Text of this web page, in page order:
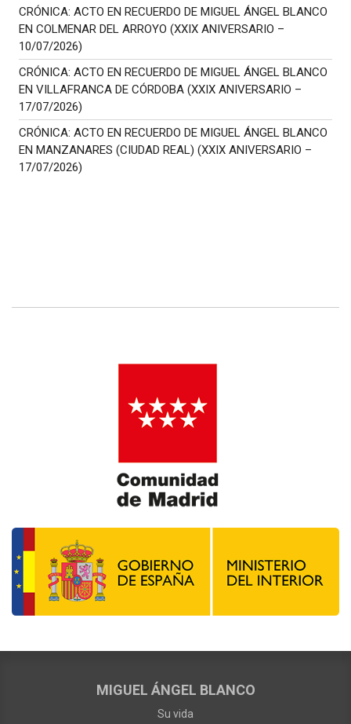
CRÓNICA: ACTO EN RECUERDO DE MIGUEL ÁNGEL BLANCO
EN COLMENAR DEL ARROYO (XXIX ANIVERSARIO –
10/07/2026)
CRÓNICA: ACTO EN RECUERDO DE MIGUEL ÁNGEL BLANCO
EN VILLAFRANCA DE CÓRDOBA (XXIX ANIVERSARIO –
17/07/2026)
CRÓNICA: ACTO EN RECUERDO DE MIGUEL ÁNGEL BLANCO
EN MANZANARES (CIUDAD REAL) (XXIX ANIVERSARIO –
17/07/2026)
MIGUEL ÁNGEL BLANCO
Su vida